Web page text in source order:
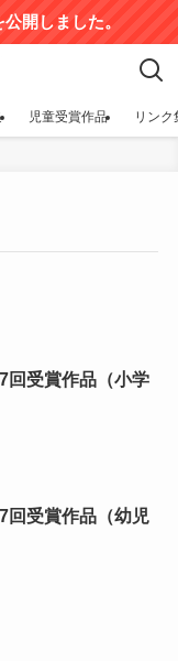
開しました。
児童受賞作品 リンク
回受賞作品（小学
回受賞作品（幼児